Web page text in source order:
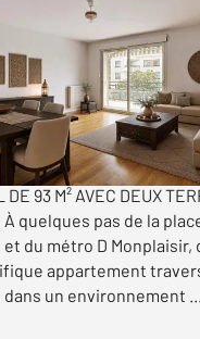
F4 à vendre
000 €
RUE SAINT-
DE 93 M² AVEC DEUX
À quelques pas de la
du métro D Monplaisir,
appartement
dans un environnement ...